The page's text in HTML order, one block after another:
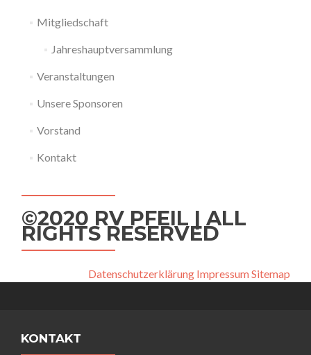
Mitgliedschaft
Jahreshauptversammlung
Veranstaltungen
Unsere Sponsoren
Vorstand
Kontakt
©2020 RV PFEIL | ALL
RIGHTS RESERVED
Datenschutzerklärung ImpressumSitemap
KONTAKT